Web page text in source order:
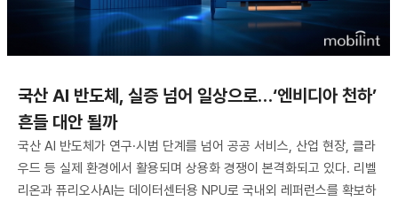
국산 AI 반도체, 실증 넘어 일상으로…‘엔비디아 천하’
흔들 대안 될까
국산 AI 반도체가 연구·시범 단계를 넘어 공공 서비스, 산업 현장, 클라
우드 등 실제 환경에서 활용되며 상용화 경쟁이 본격화되고 있다. 리벨
리온과 퓨리오사AI는 데이터센터용 NPU로 국내외 레퍼런스를 확보하